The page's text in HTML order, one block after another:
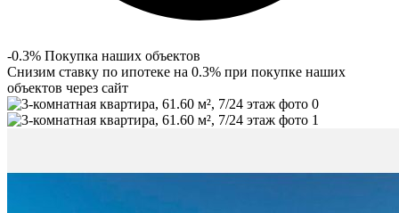
-0.3% Покупка наших объектов
Снизим ставку по ипотеке на 0.3% при покупке наших
объектов через сайт